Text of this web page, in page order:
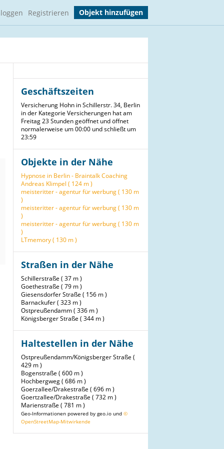
Registrieren Objekt hinzufügen
Geschäftszeiten
Versicherung Hohn in Schillerstr. 34, Berlin
in der Kategorie Versicherungen hat am
Freitag 23 Stunden geöffnet und öffnet
normalerweise um 00:00 und schließt um
23:59
Objekte in der Nähe
Hypnose in Berlin - Braintalk Coaching
Andreas Klimpel ( 124 m )
meisteritter - agentur für werbung ( 130 m
)
meisteritter - agentur für werbung ( 130 m
)
meisteritter - agentur für werbung ( 130 m
)
LTmemory ( 130 m )
Straßen in der Nähe
Schillerstraße ( 37 m )
Goethestraße ( 79 m )
Giesensdorfer Straße ( 156 m )
Barnackufer ( 323 m )
Ostpreußendamm ( 336 m )
Königsberger Straße ( 344 m )
Haltestellen in der Nähe
Ostpreußendamm/Königsberger Straße (
429 m )
Bogenstraße ( 600 m )
Hochbergweg ( 686 m )
Goerzallee/Drakestraße ( 696 m )
Goertzallee/Drakestraße ( 732 m )
Marienstraße ( 781 m )
Geo-Informationen powered by geo.io und ©
OpenStreetMap-Mitwirkende